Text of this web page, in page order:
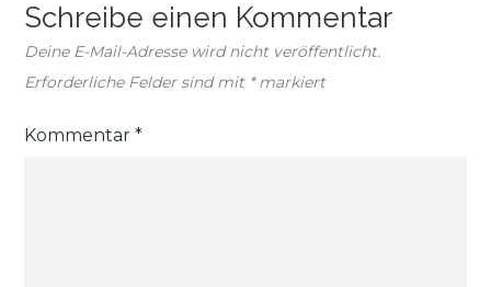
Schreibe einen Kommentar
Deine E-Mail-Adresse wird nicht veröffentlicht.
Erforderliche Felder sind mit *markiert
Kommentar*